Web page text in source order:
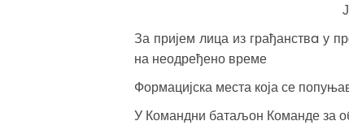
За пријем лица из грађанствa у
на неодређено време
Формацијска места која се
У Командни батаљон Команде за